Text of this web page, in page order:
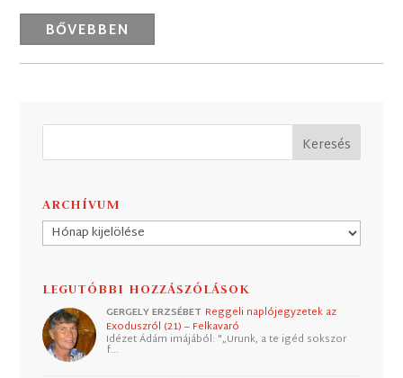
BŐVEBBEN
ARCHÍVUM
Archívum
LEGUTÓBBI HOZZÁSZÓLÁSOK
GERGELY ERZSÉBET Reggeli naplójegyzetek az
Exoduszról (21) – Felkavaró
Idézet Ádám imájából: "„Urunk, a te igéd sokszor
f…